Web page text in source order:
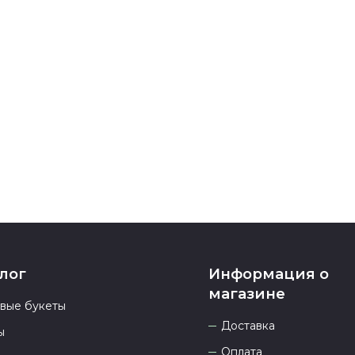
букеты
Информация о
магазине
Доставка
Оплата